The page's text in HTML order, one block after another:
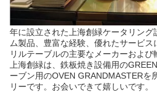
年に設立された上海創緑ケータリング
ム製品、豊富な経験、優れたサービ
リルテーブルの主要なメーカーおよび
上海創緑は、鉄板焼き設備用の
ーブン用のOVEN GRANDMASTERを
リーです。お会いできて嬉しいです。